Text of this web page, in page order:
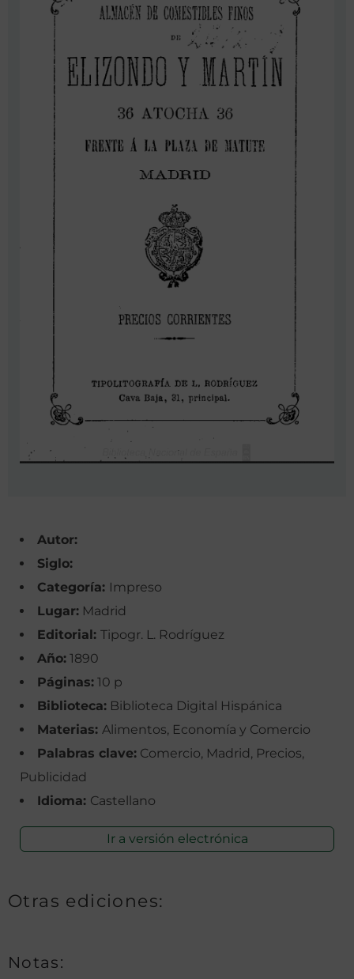
Autor:
Siglo:
Categoría: Impreso
Lugar: Madrid
Editorial: Tipogr. L. Rodríguez
Año: 1890
Páginas: 10 p
Biblioteca: Biblioteca Digital Hispánica
Materias: Alimentos, Economía y Comercio
Palabras clave: Comercio, Madrid, Precios,
Publicidad
Idioma: Castellano
Ir a versión electrónica
Otras ediciones:
Notas: